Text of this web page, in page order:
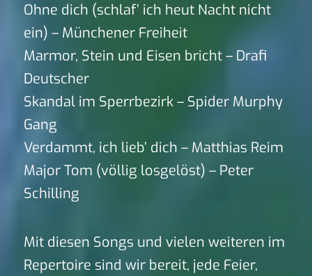
Ohne dich (schlaf’ ich heut Nacht nicht
ein) – Münchener Freiheit
Marmor, Stein und Eisen bricht – Drafi
Deutscher
Skandal im Sperrbezirk – Spider Murphy
Gang
Verdammt, ich lieb’ dich – Matthias Reim
Major Tom (völlig losgelöst) – Peter
Schilling
Mit diesen Songs und vielen weiteren im
Repertoire sind wir bereit, jede Feier,